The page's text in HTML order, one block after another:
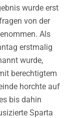
wurde erst
von der
Als
erstmalig
wurde,
berechtigtem
horchte auf
bis dahin
Sparta